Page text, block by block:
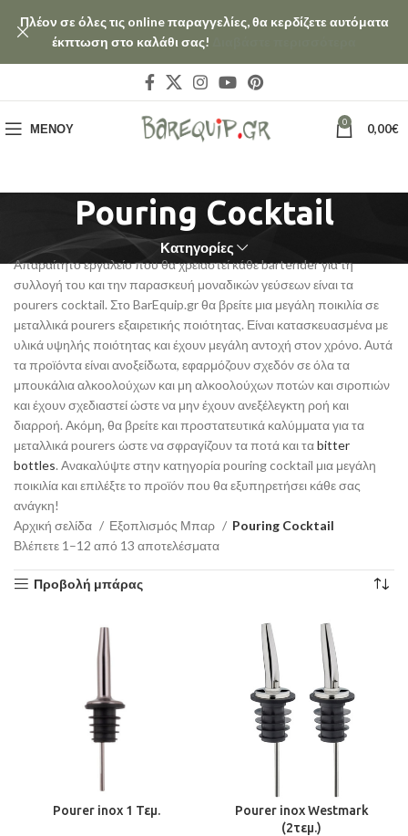
ΜΕΝΟΎ 0 0,00€
Pouring Cocktail
Κατηγορίες
Απαραίτητο εργαλείο που θα χρειαστεί κάθε bartender για τη
συλλογή του και την παρασκευή μοναδικών γεύσεων είναι τα
pourers cocktail. Στο BarEquip.gr θα βρείτε μια μεγάλη ποικιλία σε
μεταλλικά pourers εξαιρετικής ποιότητας. Είναι κατασκευασμένα με
υλικά υψηλής ποιότητας και έχουν μεγάλη αντοχή στον χρόνο. Αυτά
τα προϊόντα είναι ανοξείδωτα, εφαρμόζουν σχεδόν σε όλα τα
μπουκάλια αλκοολούχων και μη αλκοολούχων ποτών και σιροπιών
και έχουν σχεδιαστεί ώστε να μην έχουν ανεξέλεγκτη ροή και
διαρροή. Ακόμη, θα βρείτε και προστατευτικά καλύμματα για τα
μεταλλικά pourers ώστε να σφραγίζουν τα ποτά και ταbitter
bottles. Ανακαλύψτε στην κατηγορία pouring cocktail μια μεγάλη
ποικιλία και επιλέξτε το προϊόν που θα εξυπηρετήσει κάθε σας
ανάγκη!
Αρχική σελίδα
Εξοπλισμός Μπαρ
Pouring Cocktail
Βλέπετε 1–12 από 13 αποτελέσματα
Προβολή μπάρας
Pourer inox 1 Τεμ.
Pourer inox Westmark
(2τεμ.)
Πλέον σε όλες τις online παραγγελίες, θα κερδίζετε αυτόματα
έκπτωση στο καλάθι σας!